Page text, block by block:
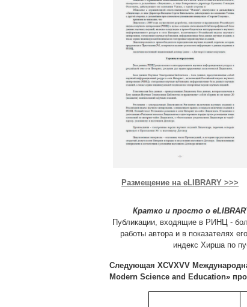
Размещение на eLIBRARY >>>
Кратко и просто о
Публикации, входящие в РИНЦ -
работы автора и в показателях
индекс Хирша по
Следующая XCVXVV
Modern Science and Education»